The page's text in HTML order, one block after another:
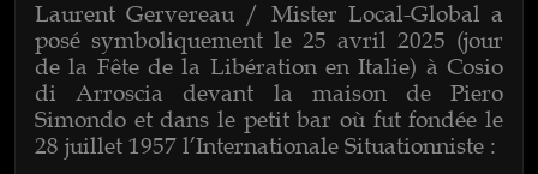
Laurent Gervereau / Mister Local-Global a
posé symboliquement le 25 avril 2025 (jour
de la Fête de la Libération en Italie) à Cosio
di Arroscia devant la maison de Piero
Simondo et dans le petit bar où fut fondée le
28 juillet 1957 l’Internationale Situationniste :